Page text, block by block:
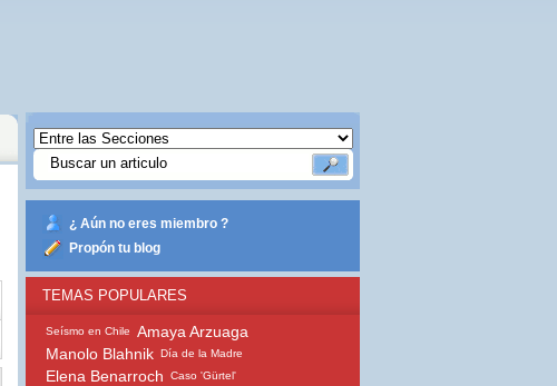
¿ Aún no eres miembro ?
Propón tu blog
TEMAS POPULARES
Seísmo en Chile
Amaya Arzuaga
Manolo Blahnik Día de la Madre
Elena Benarroch Caso 'Gürtel'